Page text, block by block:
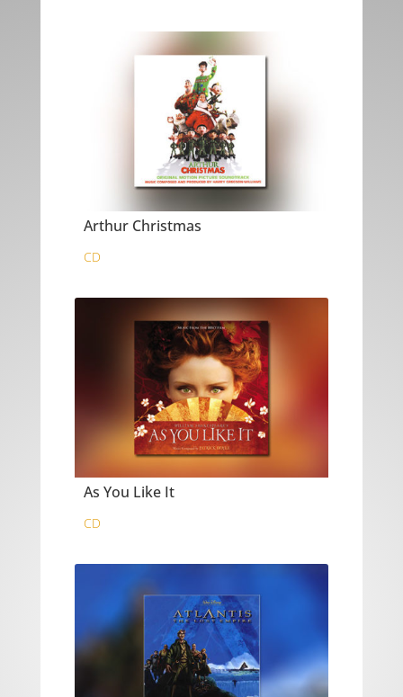
Arthur Christmas
CD
As You Like It
CD